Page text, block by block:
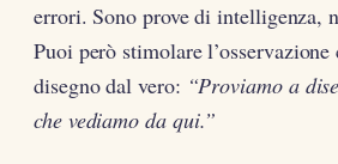
errori. Sono prove di intelligenza,
Puoi però stimolare
disegno dal vero: “Proviamo a
che vediamo da qui.”